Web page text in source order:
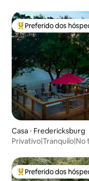
Entre os melhores
Preferido dos
Casa ⋅ Fredericksburg
Privativo|Tranquilo|No
Entre os melhores
Preferido dos